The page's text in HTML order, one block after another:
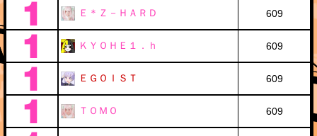
Ｅ＊Ｚ－ＨＡＲＤ 609
ＫＹＯＨＥ１．ｈ 609
ＥＧＯＩＳＴ 609
ＴＯＭＯ 609